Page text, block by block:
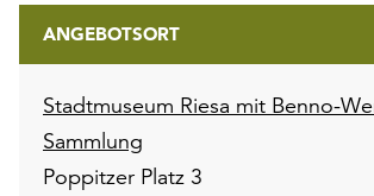
ANGEBOTSORT
Stadtmuseum Riesa mit Benno-
Sammlung
Poppitzer Platz 3